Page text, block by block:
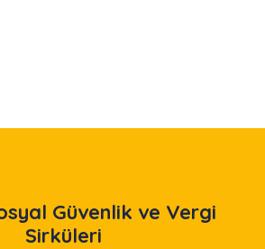
Güvenlik ve Vergi
Sirküleri